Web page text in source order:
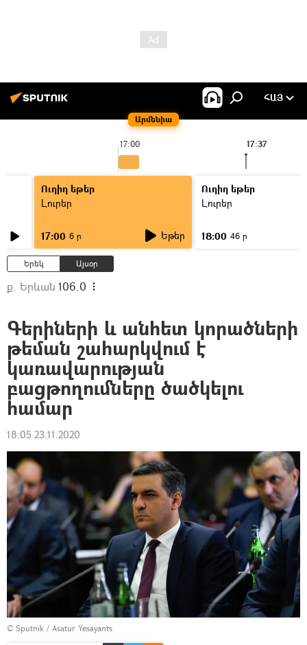
Արմենիա
ՀԱՅ
17:00 17:37
Ուղիղ եթեր
Լուրեր
17:00 6 ր Եթեր
Ուղիղ եթեր
Լուրեր
18:00 46 ր
Երեկ Այսօր
ք. Երևան 106.0
Գերիների և անհետ կորածների
թեման շահարկվում է
կառավարության
բացթողումները ծածկելու
համար
18:05 23.11.2020
© Sputnik / Asatur Yesayants